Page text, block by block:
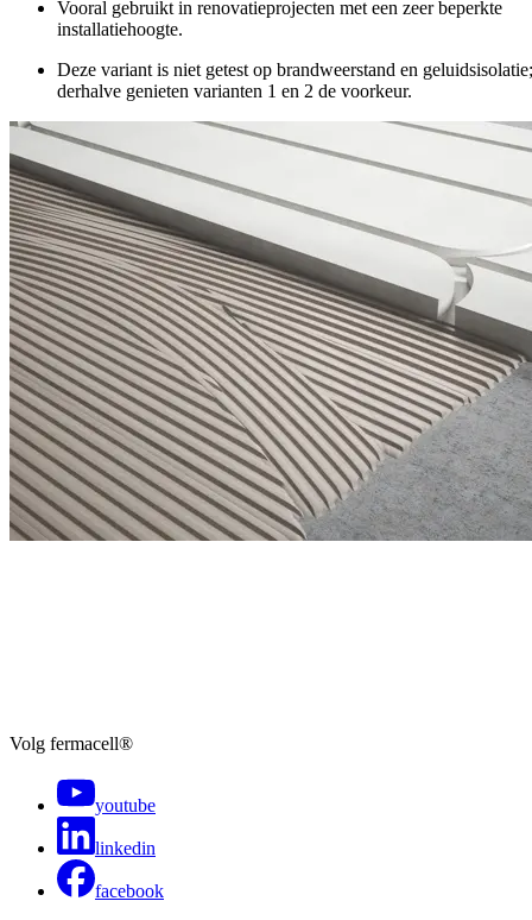
Vooral gebruikt in renovatieprojecten met een zeer beperkte
installatiehoogte.
Deze variant is niet getest op brandweerstand en geluidsisolatie;
derhalve genieten varianten 1 en 2 de voorkeur.
Volg fermacell®
youtube
linkedin
facebook